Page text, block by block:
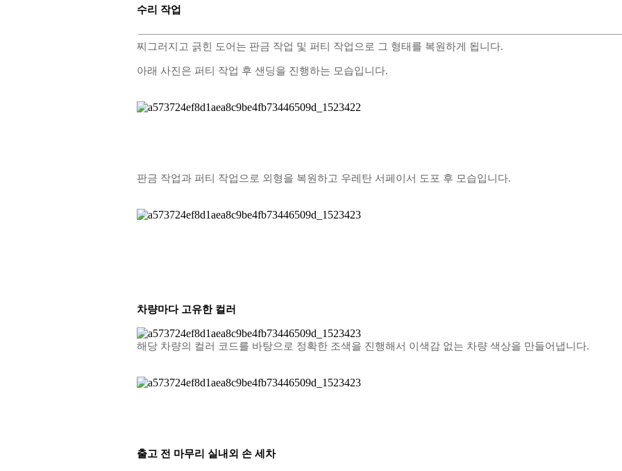
수리 작업
찌그러지고 긁힌 도어는 판금 작업 및 퍼티 작업으로 그 형태를 복원하게 됩니다.
아래 사진은 퍼티 작업 후 샌딩을 진행하는 모습입니다.
판금 작업과 퍼티 작업으로 외형을 복원하고 우레탄 서페이서 도포 후 모습입니다.
차량마다 고유한 컬러
해당 차량의 컬러 코드를 바탕으로 정확한 조색을 진행해서 이색감 없는 차량 색상을 만들어냅니다.
출고 전 마무리 실내외 손 세차